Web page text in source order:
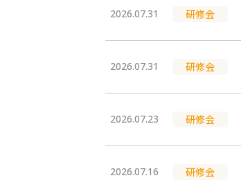
2026.07.31 研修会
2026.07.31 研修会
2026.07.23 研修会
2026.07.16 研修会